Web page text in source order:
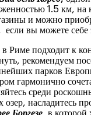
1.5 км, на
и можно
вы можете себе
Риме подходит к
рекомендуем
парков
гармонично
среди
озер, насладитесь